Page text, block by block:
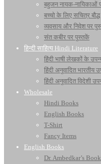
बहुजन नायक-नायिकाओं
बच्चो के लिए सचित्र
व्यवसाय और निवेश पर
संत कबीर पर पुस्तकें
हिन्दी साहित्य Hindi Literature
हिंदी भाषी लेखकों के
हिंदी अनुवादित
हिंदी अनुवादित विदेशी
Wholesale
Hindi Books
English Books
T-Shirt
Fancy Items
English Books
Dr. Ambedkar’s